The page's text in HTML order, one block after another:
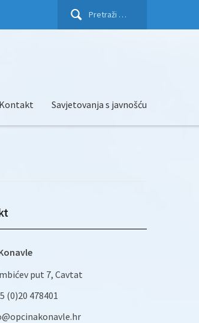
Pretraži:
Kontakt Savjetovanja s javnošću
put 7, Cavtat
(0)20 478401